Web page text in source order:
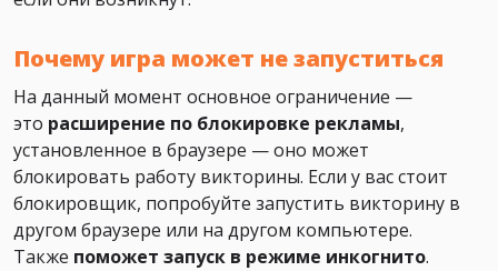
Почему игра может не запуститься
На данный момент основное ограничение —
это расширение по блокировке рекламы,
установленное в браузере — оно может
блокировать работу викторины. Если у вас стоит
блокировщик, попробуйте запустить викторину в
другом браузере или на другом компьютере.
Также поможет запуск в режиме инкогнито.